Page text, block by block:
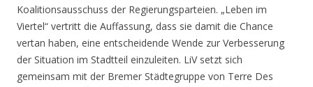
Koalitionsausschuss der Regierungsparteien. „Leben im
Viertel“ vertritt die Auffassung, dass sie damit die Chance
vertan haben, eine entscheidende Wende zur Verbesserung
der Situation im Stadtteil einzuleiten. LiV setzt sich
gemeinsam mit der Bremer Städtegruppe von Terre Des